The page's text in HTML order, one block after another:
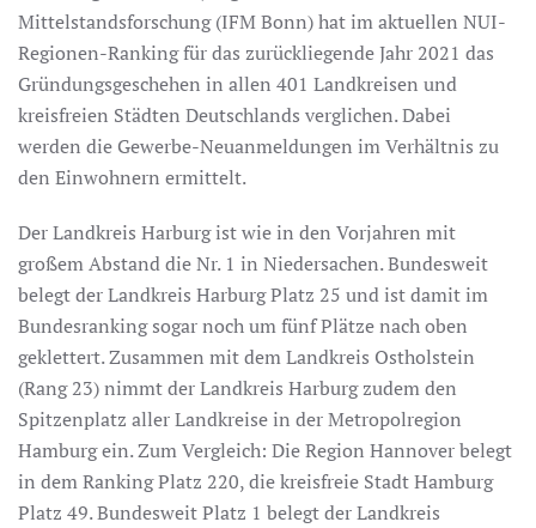
Mittelstandsforschung (IFM Bonn) hat im aktuellen NUI-
Regionen-Ranking für das zurückliegende Jahr 2021 das
Gründungsgeschehen in allen 401 Landkreisen und
kreisfreien Städten Deutschlands verglichen. Dabei
werden die Gewerbe-Neuanmeldungen im Verhältnis zu
den Einwohnern ermittelt.
Der Landkreis Harburg ist wie in den Vorjahren mit
großem Abstand die Nr. 1 in Niedersachen. Bundesweit
belegt der Landkreis Harburg Platz 25 und ist damit im
Bundesranking sogar noch um fünf Plätze nach oben
geklettert. Zusammen mit dem Landkreis Ostholstein
(Rang 23) nimmt der Landkreis Harburg zudem den
Spitzenplatz aller Landkreise in der Metropolregion
Hamburg ein. Zum Vergleich: Die Region Hannover belegt
in dem Ranking Platz 220, die kreisfreie Stadt Hamburg
Platz 49. Bundesweit Platz 1 belegt der Landkreis